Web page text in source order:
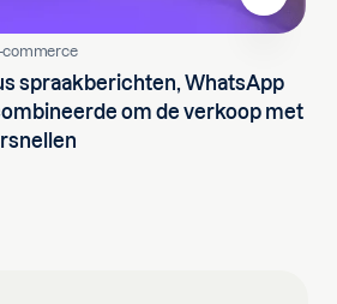
commerce
spraakberichten, WhatsApp
om de verkoop met